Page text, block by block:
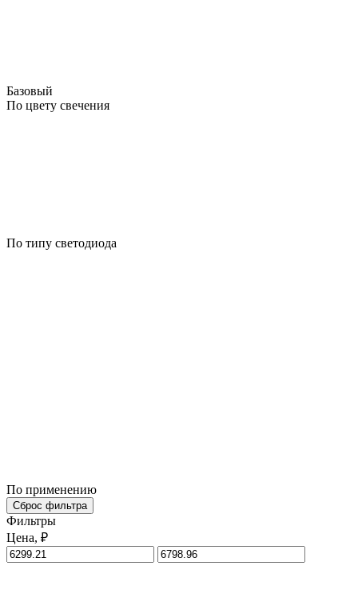
Базовый
По цвету свечения
По типу светодиода
По применению
Сброс фильтра
Фильтры
Цена, ₽